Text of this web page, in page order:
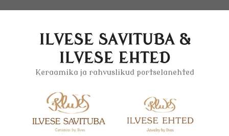
ILVESE SAVITUBA &
ILVESE EHTED
Keraamika ja rahvuslikud portselanehted